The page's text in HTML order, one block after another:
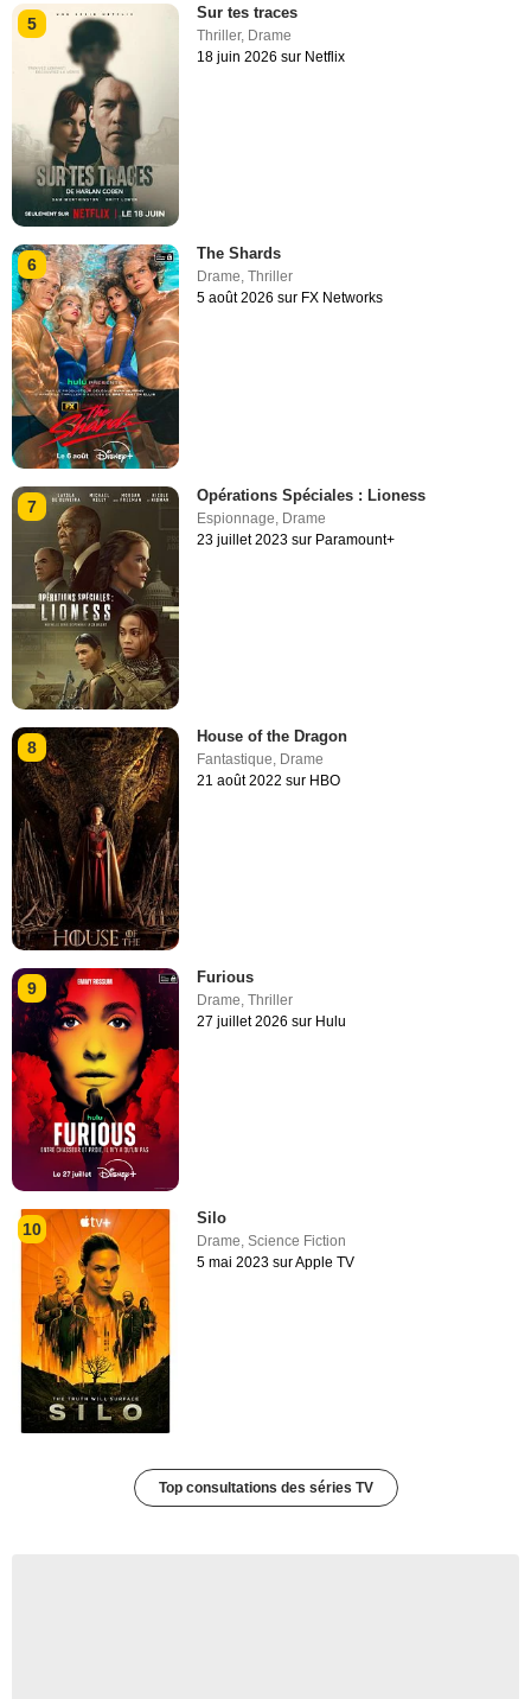
5
Sur tes traces
Thriller, Drame
18 juin 2026 sur Netflix
6
The Shards
Drame,Thriller
5 août 2026 sur FX Networks
7
Opérations Spéciales : Lioness
Espionnage Drame
23 juillet 2023 sur Paramount+
8
House of the Dragon
Fantastique, Drame
21 août 2022 sur HBO
9
Furious
Drame,Thriller
27 juillet 2026 sur Hulu
10
Silo
Drame,Science Fiction
5 mai 2023 sur Apple TV
Top consultations des séries TV